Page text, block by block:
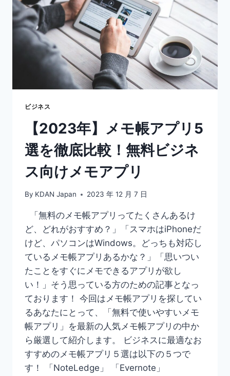
ビジネス
【2023年】メモ帳アプリ5
選を徹底比較！無料ビジネ
ス向けメモアプリ
By KDAN Japan 2023 年 12 月 7 日
「無料のメモ帳アプリってたくさんあるけ
ど、どれがおすすめ？」「スマホはiPhoneだ
けど、パソコンはWindows。どっちも対応し
ているメモ帳アプリあるかな？」「思いつい
たことをすぐにメモできるアプリが欲し
い！」そう思っている方のための記事となっ
ております！ 今回はメモ帳アプリを探してい
るあなたにとって、「無料で使いやすいメモ
帳アプリ」を最新の人気メモ帳アプリの中か
ら厳選して紹介します。 ビジネスに最適なお
すすめのメモ帳アプリ５選は以下の５つで
す！ 「NoteLedge」 「Evernote」